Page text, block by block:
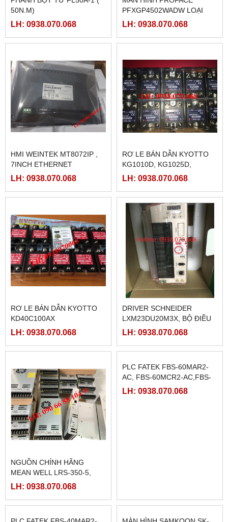
50N.M)
LH: 0938.070.068
PFXGP4502WADW LOẠI
10INCH
LH: 0938.070.068
HMI WEINTEK MT8072IP ,
7INCH ETHERNET
LH: 0938.070.068
RƠ LE BÁN DẪN KYOTTO
KG1010D, KG1025D,
KG1040D VÀ KG1075D
LH: 0938.070.068
RƠ LE BÁN DẪN KYOTTO
KD40C100AX
LH: 0938.070.068
DRIVER SCHNEIDER
LXM23DU20M3X, BỘ ĐIỀU
KHIỂN SERVO
LH: 0938.070.068
NGUỒN CHÍNH HÃNG
MEAN WELL LRS-350-5,
LRS-350-12, LRS-350-24,
LH: 0938.070.068